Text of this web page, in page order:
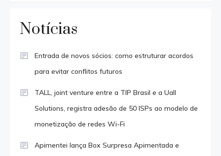
Notícias
Entrada de novos sócios: como estruturar acordos
para evitar conflitos futuros
TALL, joint venture entre a TIP Brasil e a Uall
Solutions, registra adesão de 50 ISPs ao modelo de
monetização de redes Wi-Fi
Apimentei lança Box Surpresa Apimentada e